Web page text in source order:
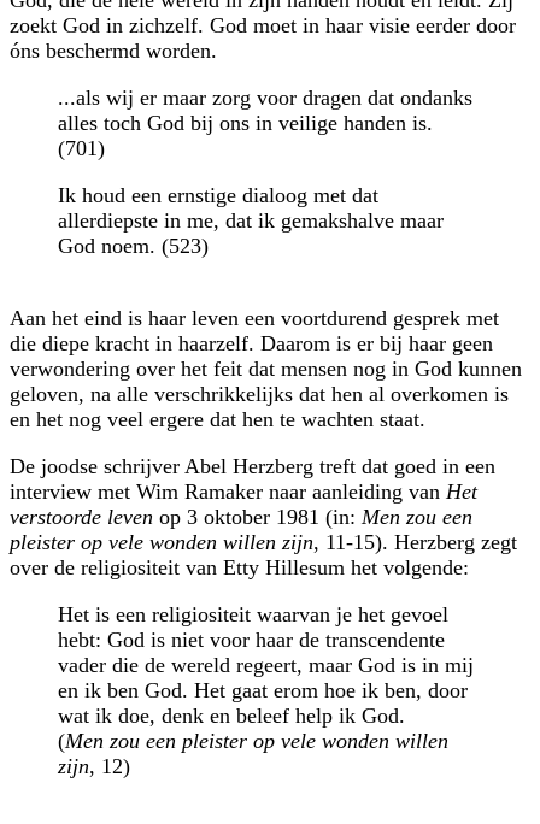
zoekt God in zichzelf. God moet in haar visie eerder door
óns beschermd worden.
...als wij er maar zorg voor dragen dat ondanks
alles toch God bij ons in veilige handen is.
(701)
Ik houd een ernstige dialoog met dat
allerdiepste in me, dat ik gemakshalve maar
God noem. (523)
Aan het eind is haar leven een voortdurend gesprek met
die diepe kracht in haarzelf. Daarom is er bij haar geen
verwondering over het feit dat mensen nog in God kunnen
geloven, na alle verschrikkelijks dat hen al overkomen is
en het nog veel ergere dat hen te wachten staat.
De joodse schrijver Abel Herzberg treft dat goed in een
interview met Wim Ramaker naar aanleiding van Het
verstoorde leven op 3 oktober 1981 (in: Men zou een
pleister op vele wonden willen zijn, 11-15). Herzberg zegt
over de religiositeit van Etty Hillesum het volgende:
Het is een religiositeit waarvan je het gevoel
hebt: God is niet voor haar de transcendente
vader die de wereld regeert, maar God is in mij
en ik ben God. Het gaat erom hoe ik ben, door
wat ik doe, denk en beleef help ik God.
(Men zou een pleister op vele wonden willen
zijn, 12)